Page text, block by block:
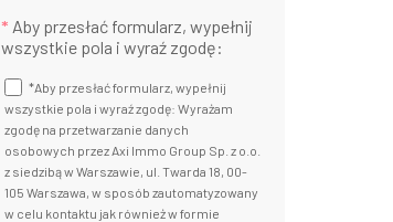
* Aby przesłać formularz, wypełnij
wszystkie pola i wyraź zgodę:
*Aby przesłać formularz, wypełnij
wszystkie pola i wyraź zgodę: Wyrażam
zgodę na przetwarzanie danych
osobowych przez Axi Immo Group Sp. z o.o.
z siedzibą w Warszawie, ul. Twarda 18, 00-
105 Warszawa, w sposób zautomatyzowany
w celu kontaktu jak również w formie